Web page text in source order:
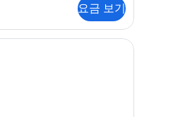
요금 보기
미니바, 객실 내 금고, 책상, 다리미/다리미판